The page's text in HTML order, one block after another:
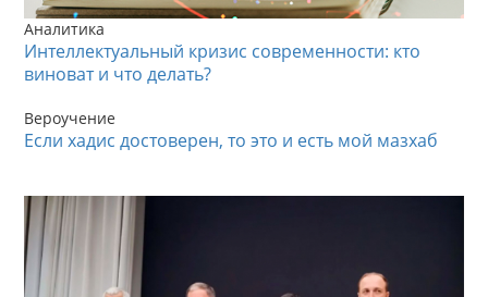
Аналитика
Интеллектуальный кризис современности: кто
виноват и что делать?
Вероучение
Если хадис достоверен, то это и есть мой мазхаб